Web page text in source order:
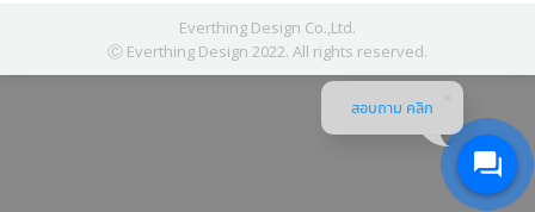
Everthing Design Co.,Ltd.
Ⓒ Everthing Design 2022. All rights reserved.
สอบถาม คลิก